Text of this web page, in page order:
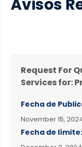
Avisos
Request For
Services for:
Fecha de
November 15,
Fecha de límite: